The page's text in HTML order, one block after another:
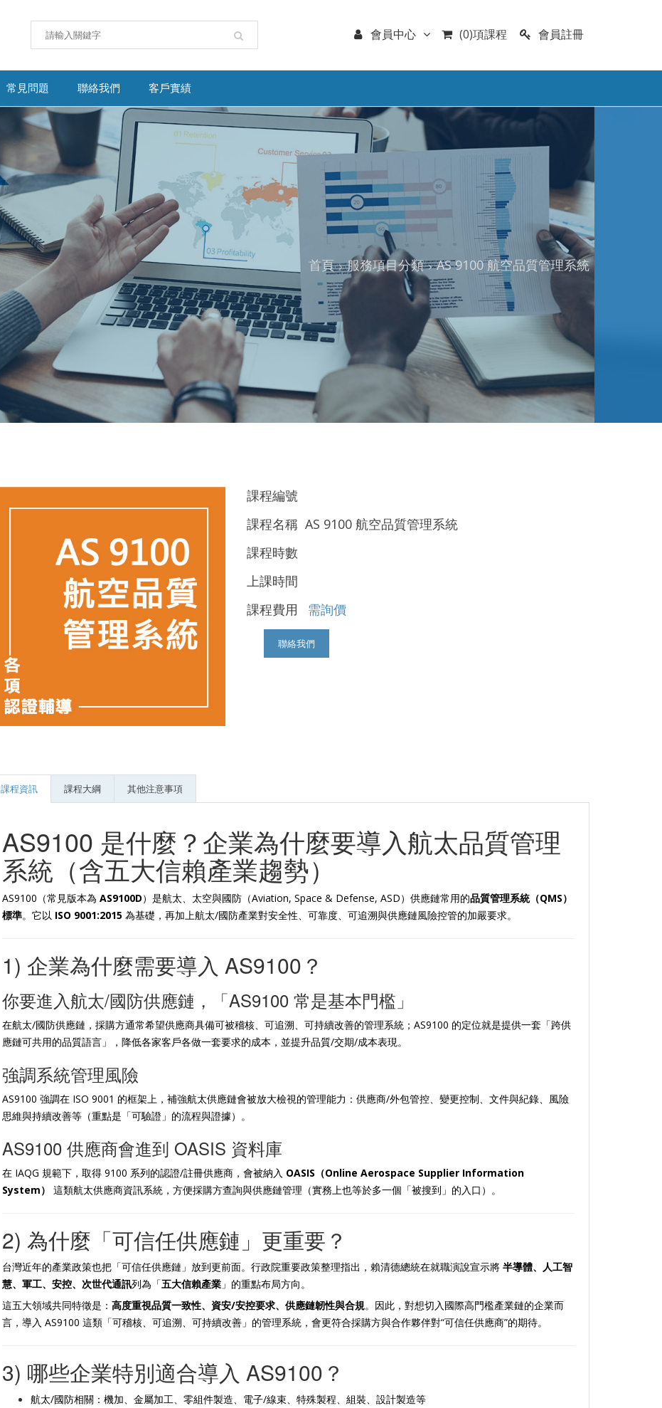
會員註冊
(0)項課程
會員中心
常見問題 聯絡我們 客戶實績
首頁 服務項目分類 AS 9100 航空品質管理系統
課程編號
課程名稱 AS 9100 航空品質管理系統
課程時數
上課時間
課程費用
需詢價
聯絡我們
課程資訊 課程大綱 其他注意事項
AS9100 是什麼？企業為什麼要導入航太品質管理
系統（含五大信賴產業趨勢）
AS9100（常見版本為 AS9100D）是航太、太空與國防（Aviation, Space & Defense, ASD）供應鏈常用的品質管理系統（QMS）
標準。它以 ISO 9001:2015為基礎，再加上航太/國防產業對安全性、可靠度、可追溯與供應鏈風險控管的加嚴要求。
1) 企業為什麼需要導入 AS9100？
你要進入航太/國防供應鏈，「AS9100 常是基本門檻」
在航太/國防供應鏈，採購方通常希望供應商具備可被稽核、可追溯、可持續改善的管理系統；AS9100 的定位就是提供一套「跨供
應鏈可共用的品質語言」，降低各家客戶各做一套要求的成本，並提升品質/交期/成本表現。
強調系統管理風險
AS9100 強調在 ISO 9001 的框架上，補強航太供應鏈會被放大檢視的管理能力：供應商/外包管控、變更控制、文件與紀錄、風險
思維與持續改善等（重點是「可驗證」的流程與證據）。
AS9100 供應商會進到 OASIS 資料庫
在 IAQG 規範下，取得 9100 系列的認證/註冊供應商，會被納入 OASIS（Online Aerospace Supplier Information
System）
這類航太供應商資訊系統，方便採購方查詢與供應鏈管理（實務上也等於多一個「被搜到」的入口）。
2) 為什麼「可信任供應鏈」更重要？
台灣近年的產業政策也把「可信任供應鏈」放到更前面。行政院重要政策整理指出，賴清德總統在就職演說宣示將 半導體、人工智
慧、軍工、安控、次世代通訊列為「五大信賴產業」的重點布局方向。
這五大領域共同特徵是： 高度重視品質一致性、資安/安控要求、供應鏈韌性與合規。因此，對想切入國際高門檻產業鏈的企業而
言，導入 AS9100 這類「可稽核、可追溯、可持續改善」的管理系統，會更符合採購方與合作夥伴對“可信任供應商”的期待。
3) 哪些企業特別適合導入 AS9100？
航太/國防相關：機加、金屬加工、零組件製造、電子/線束、特殊製程、組裝、設計製造等